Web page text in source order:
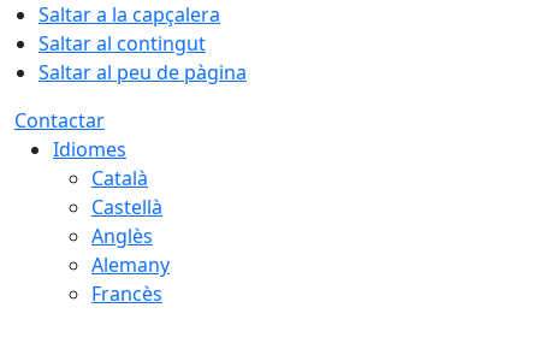
Saltar a la capçalera
Saltar al contingut
Saltar al peu de pàgina
Contactar
Idiomes
Català
Castellà
Anglès
Alemany
Francès